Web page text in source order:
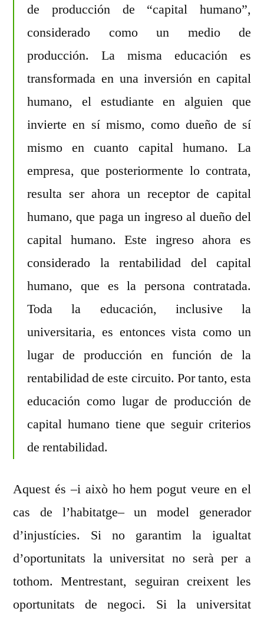
de producción de “capital humano”,
considerado como un medio de
producción. La misma educación es
transformada en una inversión en capital
humano, el estudiante en alguien que
invierte en sí mismo, como dueño de sí
mismo en cuanto capital humano. La
empresa, que posteriormente lo contrata,
resulta ser ahora un receptor de capital
humano, que paga un ingreso al dueño del
capital humano. Este ingreso ahora es
considerado la rentabilidad del capital
humano, que es la persona contratada.
Toda la educación, inclusive la
universitaria, es entonces vista como un
lugar de producción en función de la
rentabilidad de este circuito. Por tanto, esta
educación como lugar de producción de
capital humano tiene que seguir criterios
de rentabilidad.
Aquest és –i això ho hem pogut veure en el
cas de l’habitatge– un model generador
d’injustícies. Si no garantim la igualtat
d’oportunitats la universitat no serà per a
tothom. Mentrestant, seguiran creixent les
oportunitats de negoci. Si la universitat